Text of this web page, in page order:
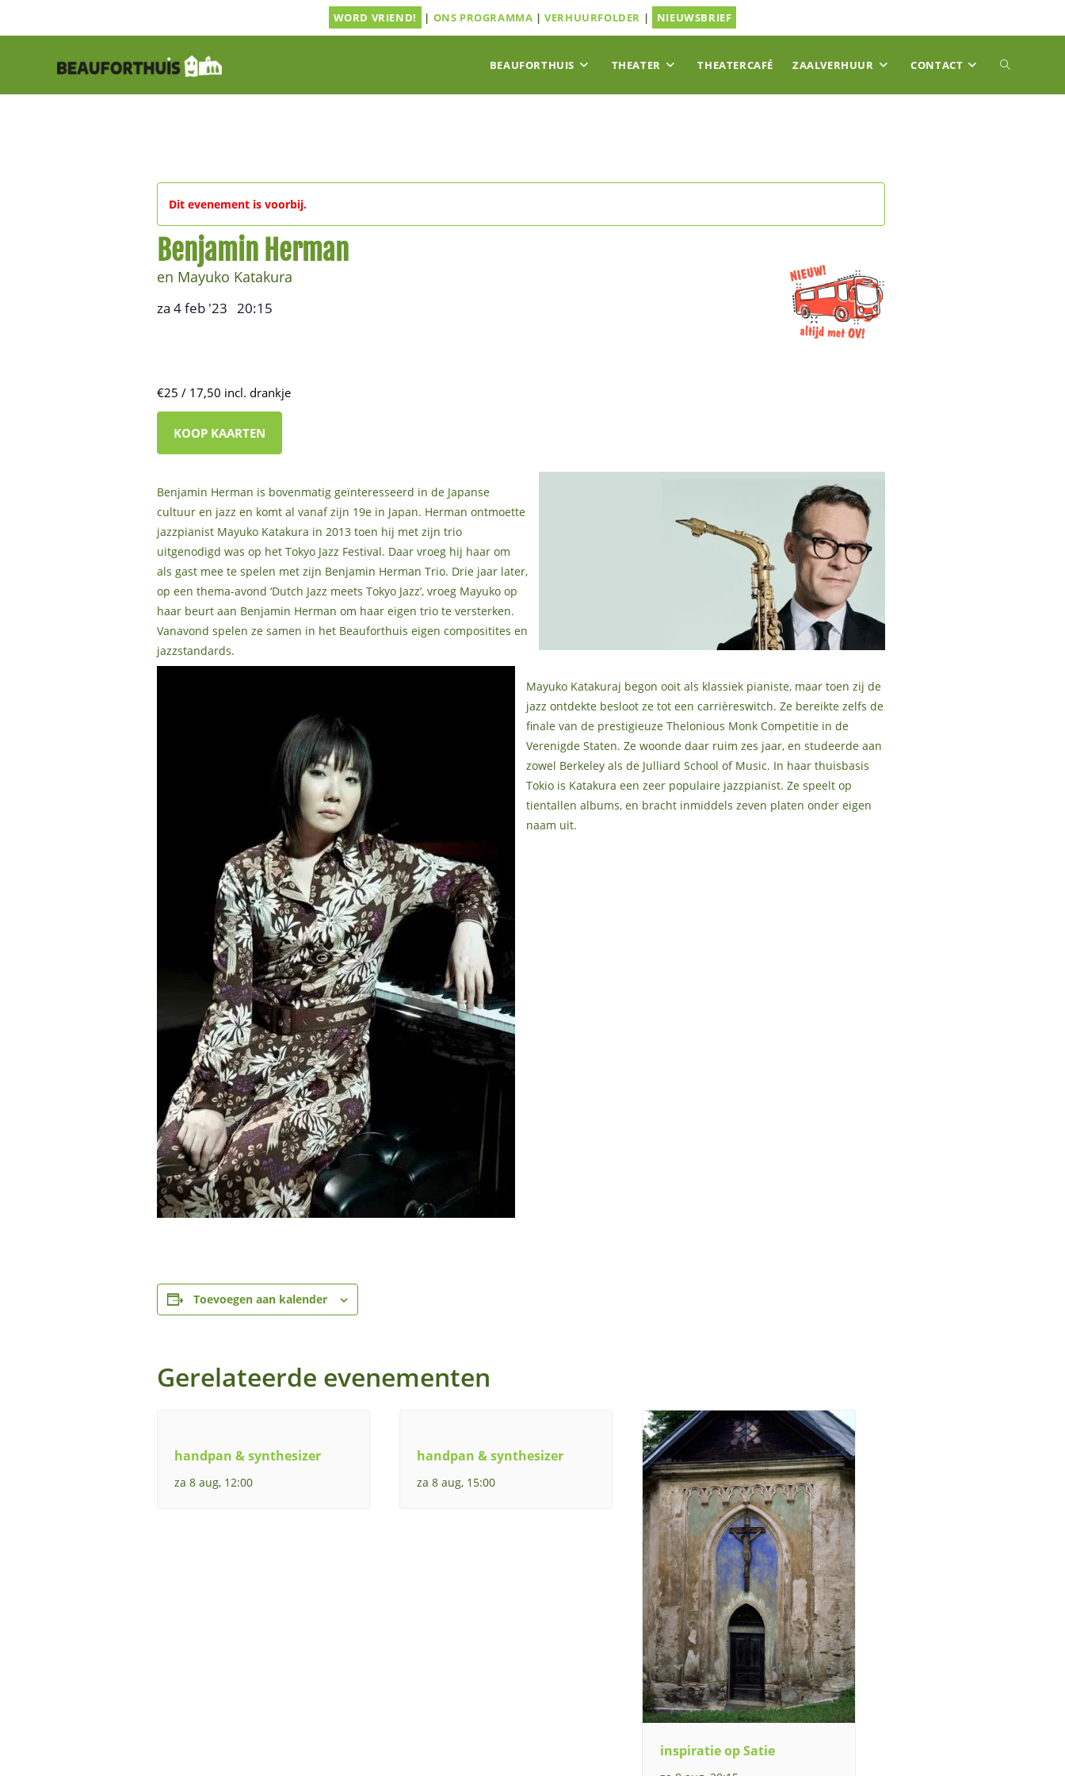
WORD VRIEND! | ONS PROGRAMMA |VERHUURFOLDER | NIEUWSBRIEF
BEAUFORTHUIS THEATER THEATERCAFÉ ZAALVERHUUR CONTACT TOGGLE
Dit evenement is voorbij.
Benjamin Herman
en Mayuko Katakura
za 4 feb '23 20:15
€25 / 17,50 incl. drankje
KOOP KAARTEN
Benjamin Herman is bovenmatig geïnteresseerd in de Japanse
cultuur en jazz en komt al vanaf zijn 19e in Japan. Herman ontmoette
jazzpianist Mayuko Katakura in 2013 toen hij met zijn trio
uitgenodigd was op het Tokyo Jazz Festival. Daar vroeg hij haar om
als gast mee te spelen met zijn Benjamin Herman Trio. Drie jaar later,
op een thema-avond ‘Dutch Jazz meets Tokyo Jazz’, vroeg Mayuko op
haar beurt aan Benjamin Herman om haar eigen trio te versterken.
Vanavond spelen ze samen in het Beauforthuis eigen compositites en
jazzstandards.
Mayuko Katakuraj begon ooit als klassiek pianiste, maar toen zij de
jazz ontdekte besloot ze tot een carrièreswitch. Ze bereikte zelfs de
finale van de prestigieuze Thelonious Monk Competitie in de
Verenigde Staten. Ze woonde daar ruim zes jaar, en studeerde aan
zowel Berkeley als de Julliard School of Music. In haar thuisbasis
Tokio is Katakura een zeer populaire jazzpianist. Ze speelt op
tientallen albums, en bracht inmiddels zeven platen onder eigen
naam uit.
Toevoegen aan kalender
Gerelateerde evenementen
handpan & synthesizer
za 8 aug, 12:00
handpan & synthesizer
za 8 aug, 15:00
inspiratie op Satie